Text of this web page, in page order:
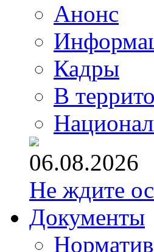
Анонс
Кадры
В
06.08.2026
Не ждите
Документы